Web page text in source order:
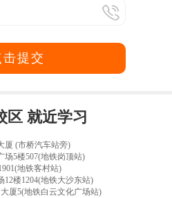
击提交
区 就近学习
厦 (市桥汽车站旁)
场5楼507(地铁岗顶站)
地铁客村站)
12楼1204(地铁大沙东站)
厦5(地铁白云文化广场站)